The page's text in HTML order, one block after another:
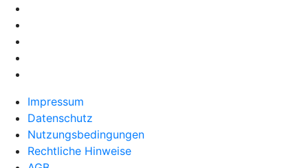
Impressum
Datenschutz
Nutzungsbedingungen
Rechtliche Hinweise